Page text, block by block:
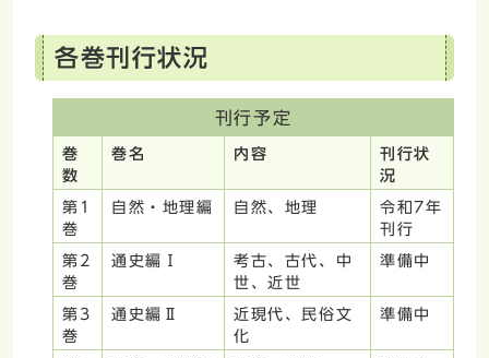
各巻刊行状況
刊行予定
巻
数
巻名 内容
刊行状
況
第1
巻
自然・地理編 自然、地理
令和7年
刊行
第2
巻
通史編Ⅰ
考古、古代、中
世、近世
準備中
第3
巻
通史編Ⅱ
近現代、民俗文
化
準備中